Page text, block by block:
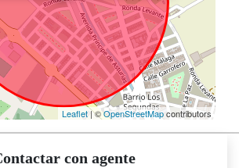
Leaflet| ©OpenStreetMapcontributors
con agente